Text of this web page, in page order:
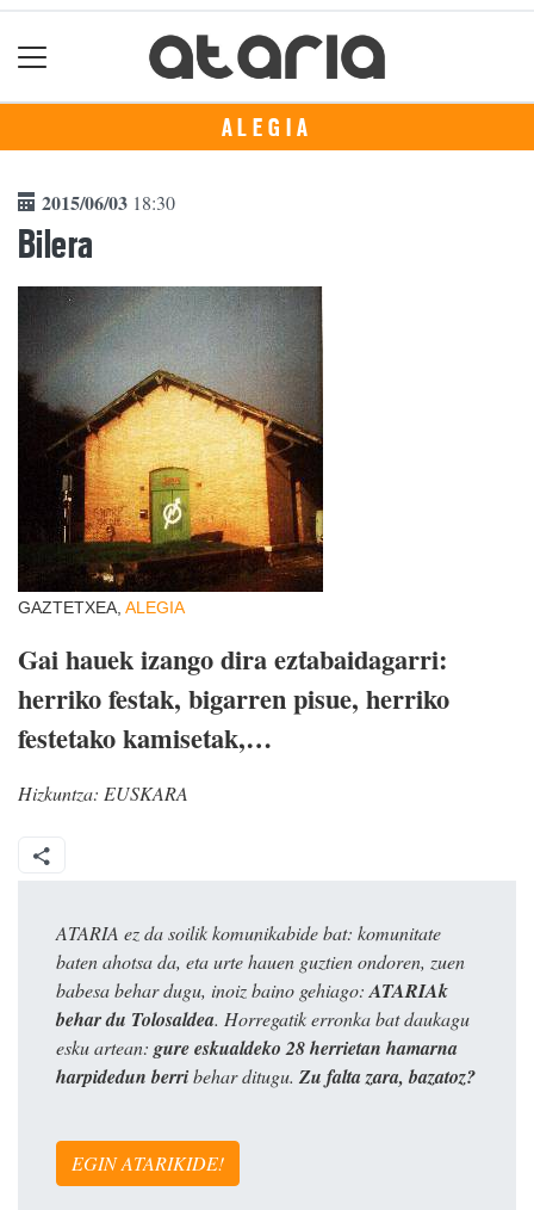
ALEGIA
2015/06/03 18:30
Bilera
GAZTETXEA, ALEGIA
Gai hauek izango dira eztabaidagarri:
herriko festak, bigarren pisue, herriko
festetako kamisetak,…
Hizkuntza: EUSKARA
ATARIA ez da soilik komunikabide bat: komunitate
baten ahotsa da, eta urte hauen guztien ondoren, zuen
babesa behar dugu, inoiz baino gehiago: ATARIAk
behar du Tolosaldea. Horregatik erronka bat daukagu
esku artean: gure eskualdeko 28 herrietan hamarna
harpidedun berribehar ditugu. Zu falta zara, bazatoz?
EGIN ATARIKIDE!